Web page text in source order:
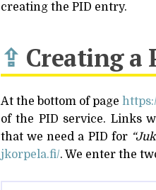
creating the PID entry.
⇪ Creating a
At the bottom of page
of the PID service. Links
that we need a PID for
jkorpela​.fi/. We enter the